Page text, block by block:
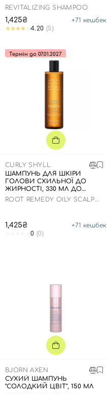
REVITALIZING SHAMPOO
1,425₴ +71 кешбек
4.20 (5)
Термін до 07.01.2027
CURLY SHYLL
ШАМПУНЬ ДЛЯ ШКІРИ
ГОЛОВИ СХИЛЬНОЇ ДО
ЖИРНОСТІ, 330 МЛ ДО
07.01.2027 РОКУ
ROOT REMEDY OILY SCALP
1,425₴ +71 кешбек
0 (0)
BJORN AXEN
СУХИЙ ШАМПУНЬ
"СОЛОДКИЙ ЦВІТ", 150 МЛ